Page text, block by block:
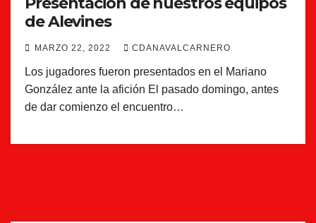
de Alevines
MARZO 22, 2022 CDANAVALCARNERO
Los jugadores fueron presentados en el Mariano
González ante la afición El pasado domingo, antes
de dar comienzo el encuentro…